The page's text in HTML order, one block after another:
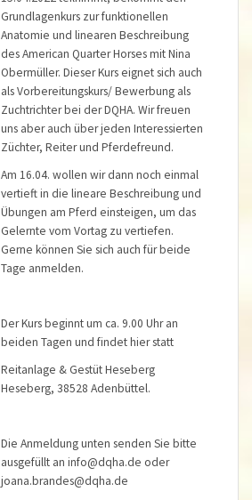
Grundlagenkurs zur funktionellen
Anatomie und linearen Beschreibung
des American Quarter Horses mit Nina
Obermüller. Dieser Kurs eignet sich auch
als Vorbereitungskurs/ Bewerbung als
Zuchtrichter bei der DQHA. Wir freuen
uns aber auch über jeden Interessierten
Züchter, Reiter und Pferdefreund.
Am 16.04. wollen wir dann noch einmal
vertieft in die lineare Beschreibung und
Übungen am Pferd einsteigen, um das
Gelernte vom Vortag zu vertiefen.
Gerne können Sie sich auch für beide
Tage anmelden.
Der Kurs beginnt um ca. 9.00 Uhr an
beiden Tagen und findet hier statt
Reitanlage & Gestüt Heseberg
Heseberg, 38528 Adenbüttel.
Die Anmeldung unten senden Sie bitte
ausgefüllt an info@dqha.de oder
joana.brandes@dqha.de